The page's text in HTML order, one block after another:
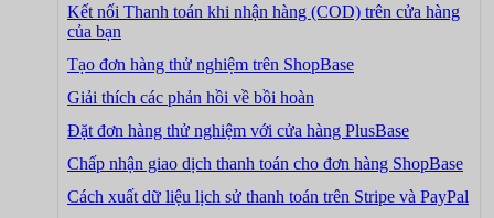
Kết nối Thanh toán khi nhận hàng (COD) trên cửa hàng
của bạn
Tạo đơn hàng thử nghiệm trên ShopBase
Giải thích các phản hồi về bồi hoàn
Đặt đơn hàng thử nghiệm với cửa hàng PlusBase
Chấp nhận giao dịch thanh toán cho đơn hàng ShopBase
Cách xuất dữ liệu lịch sử thanh toán trên Stripe và PayPal